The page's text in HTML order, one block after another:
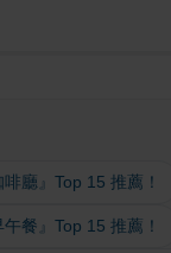
廳』Top 15 推薦！
餐』Top 15 推薦！